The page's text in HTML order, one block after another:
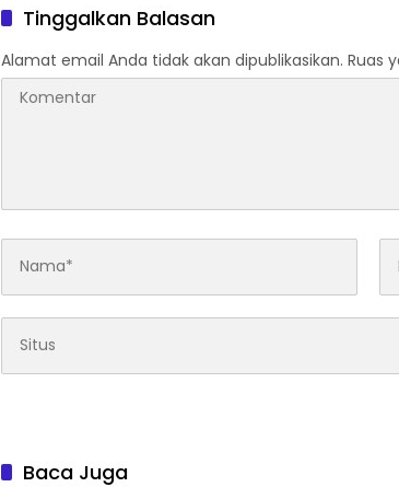
Tinggalkan Balasan
Alamat email Anda tidak akan dipublikasikan. Ruas
Baca Juga